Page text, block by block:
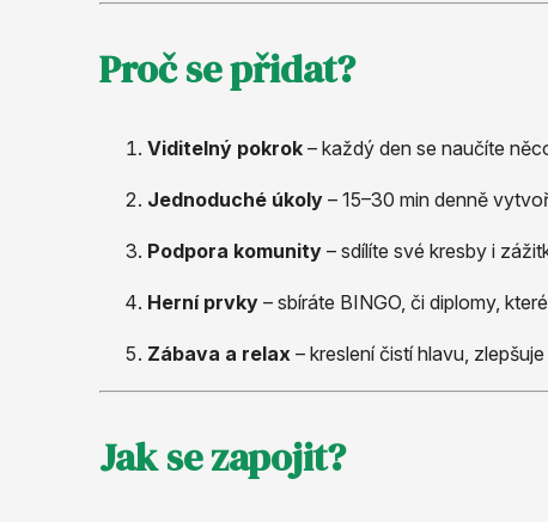
Proč se přidat?
Viditelný pokrok – každý den se naučíte
Jednoduché úkoly – 15–30 min denně
Podpora komunity – sdílíte své kresby i
Herní prvky – sbíráte BINGO, či diplomy,
Zábava a relax – kreslení čistí hlavu,
Jak se zapojit?